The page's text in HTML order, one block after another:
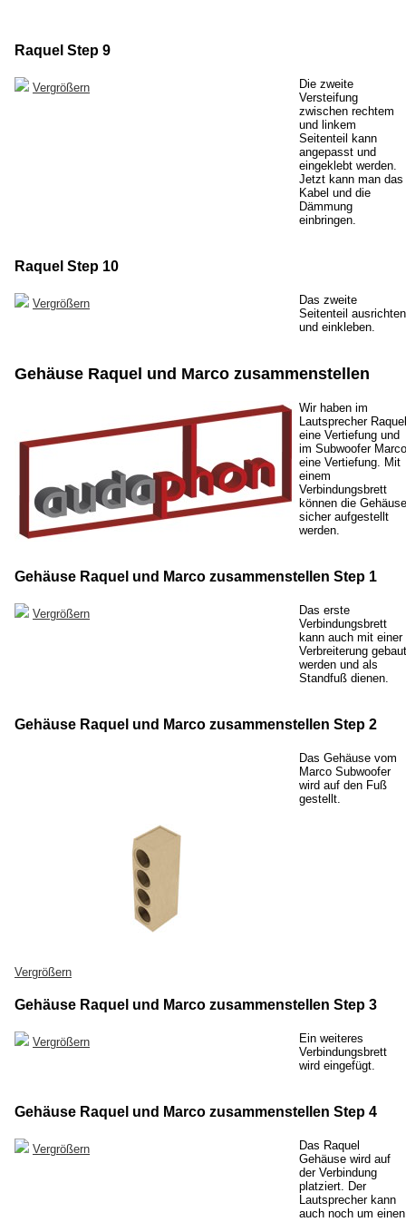
Raquel Step 9
Vergrößern
Die zweite
Versteifung
zwischen rechtem
und linkem
Seitenteil kann
angepasst und
eingeklebt werden.
Jetzt kann man das
Kabel und die
Dämmung
einbringen.
Raquel Step 10
Vergrößern
Das zweite
Seitenteil ausrichten
und einkleben.
Gehäuse Raquel und Marco zusammenstellen
Wir haben im
Lautsprecher Raquel
eine Vertiefung und
im Subwoofer Marco
eine Vertiefung. Mit
einem
Verbindungsbrett
können die Gehäuse
sicher aufgestellt
werden.
Gehäuse Raquel und Marco zusammenstellen Step 1
Vergrößern
Das erste
Verbindungsbrett
kann auch mit einer
Verbreiterung gebaut
werden und als
Standfuß dienen.
Gehäuse Raquel und Marco zusammenstellen Step 2
Vergrößern
Das Gehäuse vom
Marco Subwoofer
wird auf den Fuß
gestellt.
Gehäuse Raquel und Marco zusammenstellen Step 3
Vergrößern
Ein weiteres
Verbindungsbrett
wird eingefügt.
Gehäuse Raquel und Marco zusammenstellen Step 4
Vergrößern
Das Raquel
Gehäuse wird auf
der Verbindung
platziert. Der
Lautsprecher kann
auch noch um einen